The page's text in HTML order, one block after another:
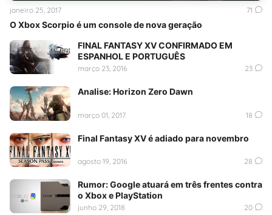
O Xbox Scorpio é um console de nova geração
janeiro 25, 2017 71
FINAL FANTASY XV CONFIRMADO EM
ESPANHOL E PORTUGUÊS
março 23, 2016 23
Analise: Horizon Zero Dawn
março 01, 2017 18
Final Fantasy XV é adiado para novembro
agosto 19, 2016 28
Rumor: Google atuará em três frentes contra
o Xbox e PlayStation
junho 29, 2018 20